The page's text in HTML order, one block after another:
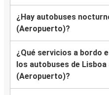
¿Hay autobuses
(Aeropuerto)?
¿Qué servicios a bordo
los autobuses de Lisboa
(Aeropuerto)?